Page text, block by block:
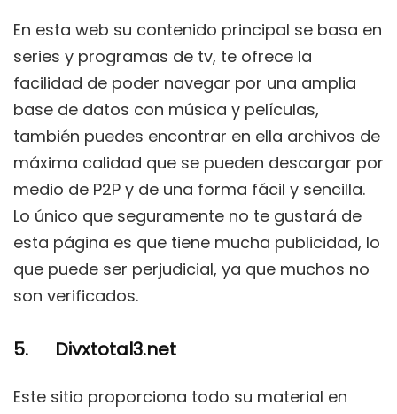
En esta web su contenido principal se basa en
series y programas de tv, te ofrece la
facilidad de poder navegar por una amplia
base de datos con música y películas,
también puedes encontrar en ella archivos de
máxima calidad que se pueden descargar por
medio de P2P y de una forma fácil y sencilla.
Lo único que seguramente no te gustará de
esta página es que tiene mucha publicidad, lo
que puede ser perjudicial, ya que muchos no
son verificados.
5. Divxtotal3.net
Este sitio proporciona todo su material en